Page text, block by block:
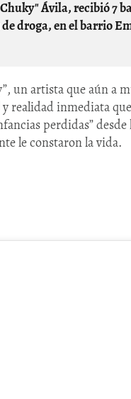
droga, en el barrio
un artista que aún a
realidad inmediata
perdidas”
le constaron la vida.